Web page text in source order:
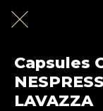
Capsules
LAVAZZA